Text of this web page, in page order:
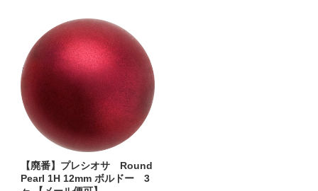
【廃番】プレシオサ Round
Pearl 1H 12mm ボルドー 3